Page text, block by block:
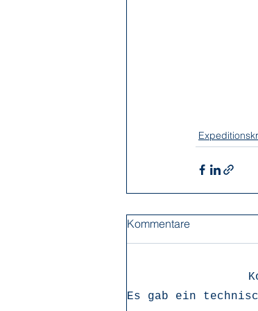
Kommentare
Es gab ein